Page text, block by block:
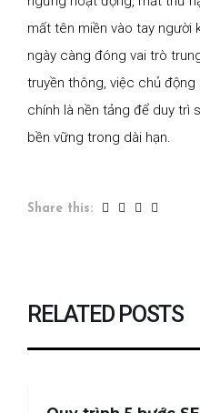
mất tên miền vào tay người
ngày càng đóng vai trò
truyền thông, việc chủ động
chính là nền tảng để duy trì
bền vững trong dài hạn.
Share this:
RELATED POSTS